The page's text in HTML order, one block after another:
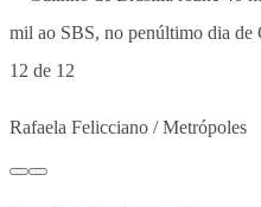
12 de 12
Rafaela Felicciano / Metrópoles